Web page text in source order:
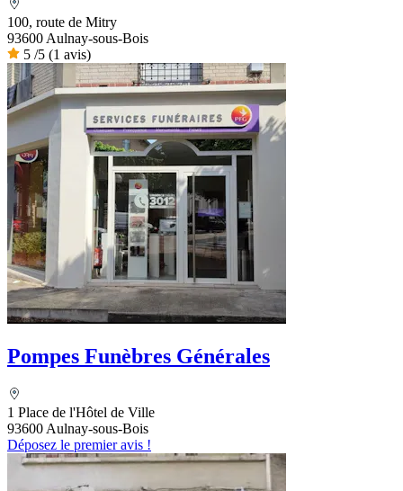
100, route de Mitry
93600 Aulnay-sous-Bois
5 /5 (1 avis)
Pompes Funèbres Générales
1 Place de l'Hôtel de Ville
93600 Aulnay-sous-Bois
Déposez le premier avis !